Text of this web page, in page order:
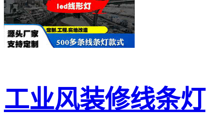
工业风装修线条灯